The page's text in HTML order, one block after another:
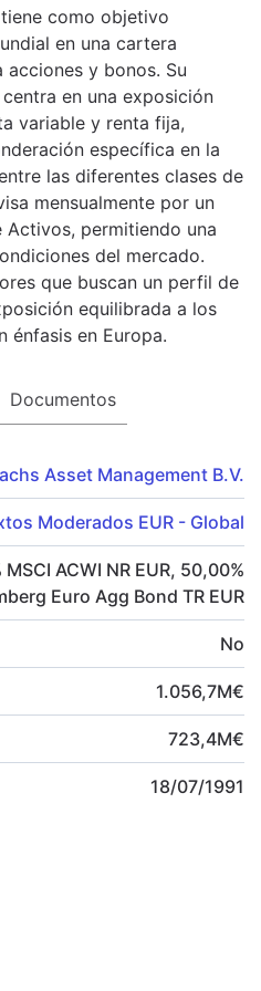
como objetivo
en una cartera
y bonos. Su
en una exposición
variable y renta fija,
específica en la
las diferentes clases de
mensualmente por un
permitiendo una
del mercado.
que buscan un perfil de
equilibrada a los
énfasis en Europa.
Documentos
Asset Management B.V.
Moderados EUR - Global
MSCI ACWI NR EUR, 50,00%
Euro Agg Bond TR EUR
No
1.056,7M€
723,4M€
18/07/1991